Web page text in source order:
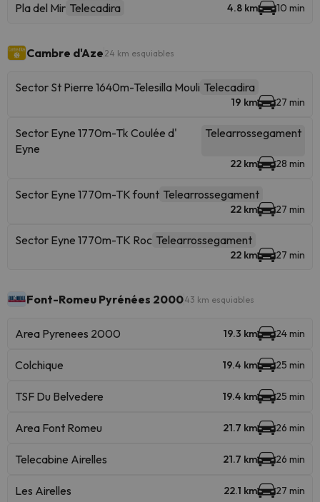
Pla del Mir Telecadira 4.8 km 10 min
Cambre d'Aze 24 km esquiables
Sector St Pierre 1640m-Telesilla Mouli Telecadira
19 km 27 min
Sector Eyne 1770m-Tk Coulée d'
Eyne
Telearrossegament
22 km 28 min
Sector Eyne 1770m-TK fount Telearrossegament
22 km 27 min
Sector Eyne 1770m-TK Roc Telearrossegament
22 km 27 min
Font-Romeu Pyrénées 200043 km esquiables
Area Pyrenees 2000 19.3 km 24 min
Colchique 19.4 km 25 min
TSF Du Belvedere 19.4 km 25 min
Area Font Romeu 21.7 km 26 min
Telecabine Airelles 21.7 km 26 min
Les Airelles 22.1 km 27 min